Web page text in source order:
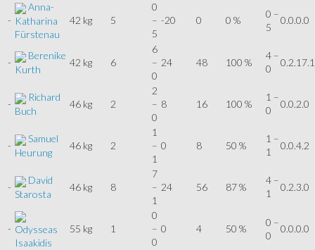
-
Anna-
Katharina
Fürstenau
42 kg 5
0
–
5
-20 0 0 %
0 –
5
0.0.0.0
-
Berenike
Kurth
42 kg 6
6
–
0
24 48 100 %
4 –
0
0.2.17.1
-
Richard
Buch
46 kg 2
2
–
0
8 16 100 %
1 –
0
0.0.2.0
-
Samuel
Heurung
46 kg 2
1
–
1
0 8 50 %
1 –
1
0.0.4.2
-
David
Starosta
46 kg 8
7
–
1
24 56 87 %
4 –
1
0.2.3.0
- Odysseas
Isaakidis
55 kg 1
0
–
0
0 4 50 %
0 –
0
0.0.0.0